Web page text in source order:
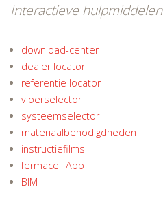
Interactieve hulpmiddelen
download-center
dealer locator
referentie locator
vloerselector
systeemselector
materiaalbenodigdheden
instructiefilms
fermacell App
BIM